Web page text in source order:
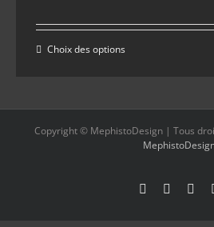
Choix des options
Copyright © MephistoDesign | Tous
Facebook